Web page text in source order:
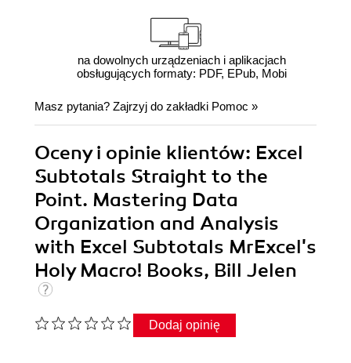
na dowolnych urządzeniach i aplikacjach
obsługujących formaty: PDF, EPub, Mobi
Masz pytania? Zajrzyj do zakładki Pomoc »
Oceny i opinie klientów: Excel
Subtotals Straight to the
Point. Mastering Data
Organization and Analysis
with Excel Subtotals MrExcel's
Holy Macro! Books, Bill Jelen
Dodaj opinię